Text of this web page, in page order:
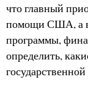
что главный
помощи США, а в
программы,
определить,